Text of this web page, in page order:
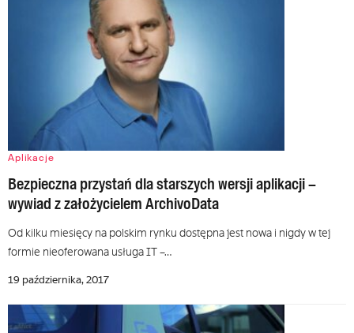
Aplikacje
Bezpieczna przystań dla starszych wersji aplikacji –
wywiad z założycielem ArchivoData
Od kilku miesięcy na polskim rynku dostępna jest nowa i nigdy w tej
formie nieoferowana usługa IT –…
19 października, 2017